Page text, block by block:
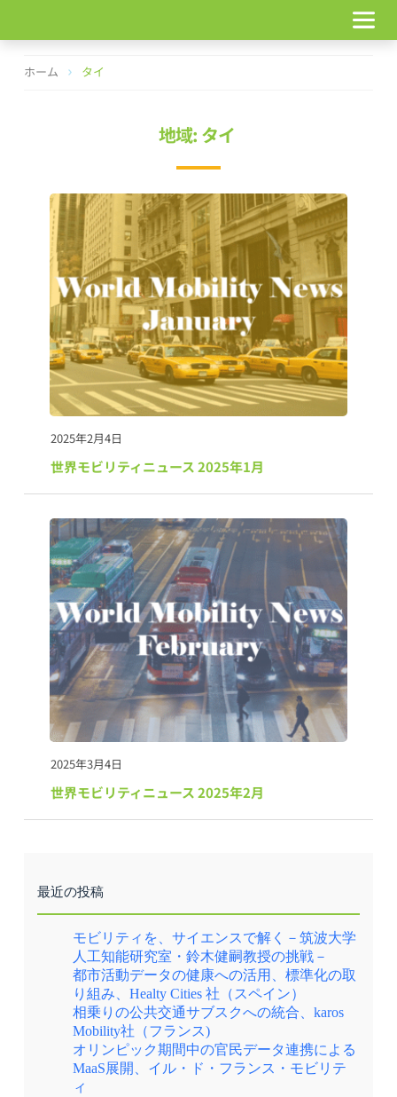
テ
ホーム タイ
地域: タイ
2025年2月4日
世界モビリティニュース 2025年1月
2025年3月4日
世界モビリティニュース 2025年2月
最近の投稿
モビリティを、サイエンスで解く－筑波大学
人工知能研究室・鈴木健嗣教授の挑戦－
都市活動データの健康への活用、標準化の取
り組み、Healty Cities 社（スペイン）
相乗りの公共交通サブスクへの統合、karos
Mobility社（フランス)
オリンピック期間中の官民データ連携による
MaaS展開、イル・ド・フランス・モビリテ
ィ